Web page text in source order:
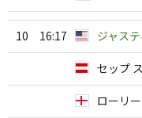
10 16:17 ジャス
セップ
ローリ